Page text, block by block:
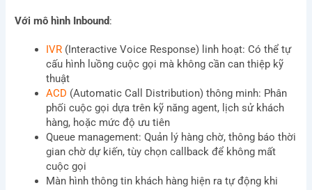
Với mô hình Inbound:
IVR(Interactive Voice Response) linh hoạt: Có thể tự
cấu hình luồng cuộc gọi mà không cần can thiệp kỹ
thuật
ACD (Automatic Call Distribution) thông minh: Phân
phối cuộc gọi dựa trên kỹ năng agent, lịch sử khách
hàng, hoặc mức độ ưu tiên
Queue management: Quản lý hàng chờ, thông báo thời
gian chờ dự kiến, tùy chọn callback để không mất
cuộc gọi
Màn hình thông tin khách hàng hiện ra tự động khi